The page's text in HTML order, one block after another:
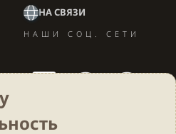
НА СВЯЗИ
НАШИ СОЦ. СЕТИ